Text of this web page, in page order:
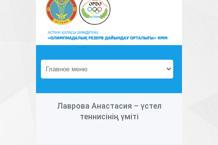
Лаврова Анастасия – үстел
теннисінің үміті